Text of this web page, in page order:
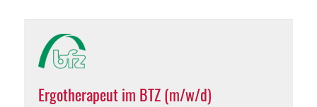
Ergotherapeut im BTZ (m/w/d)